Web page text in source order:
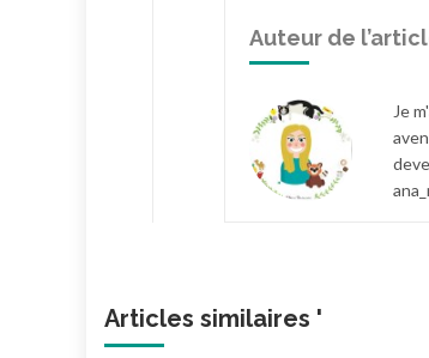
Auteur de
Je
Articles similaires '